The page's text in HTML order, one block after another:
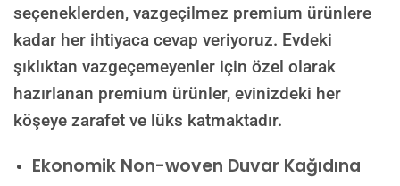
seçeneklerden, vazgeçilmez premium ürünlere
kadar her ihtiyaca cevap veriyoruz. Evdeki
şıklıktan vazgeçemeyenler için özel olarak
hazırlanan premium ürünler, evinizdeki her
köşeye zarafet ve lüks katmaktadır.
Ekonomik Non-woven Duvar Kağıdına